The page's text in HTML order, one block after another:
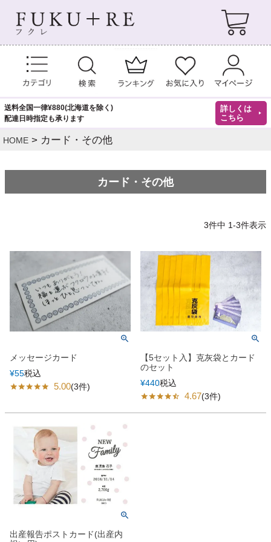
送料全国一律¥880(北海道を除く)
配達日時指定も承ります
詳しくは
こちら
HOME カード・その他
カード・その他
3件中 1-3件表示
メッセージカード
¥55税込
5.00(3件)
【5セット入】克灰袋とカード
のセット
¥440税込
4.67(3件)
出産報告ポストカード(出産内